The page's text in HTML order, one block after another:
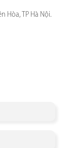
Hòa, TP Hà Nội.